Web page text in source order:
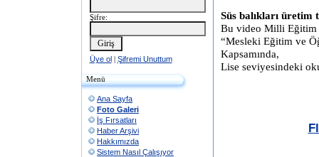
Şifre:
Üye ol| Şifremi Unuttum
Menü
Ana Sayfa
Foto Galeri
İş Fırsatları
Haber Arşivi
Hakkımızda
Sistem Nasıl Çalışıyor
Süs balıkları üretim
Bu video Milli Eğitim
“Mesleki Eğitim ve
Kapsamında,
Lise seviyesindeki